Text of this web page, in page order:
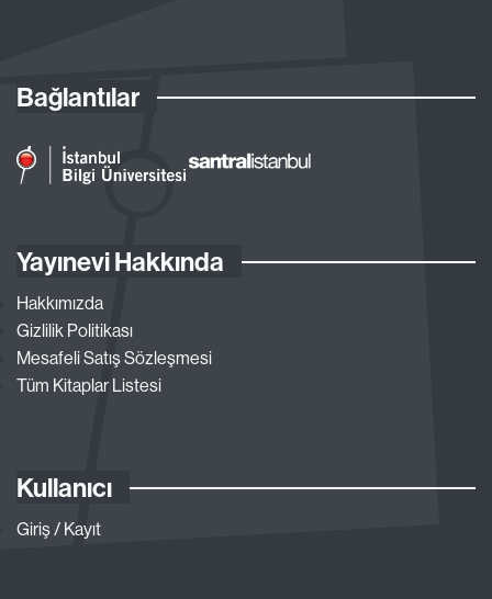
Bağlantılar
Yayınevi Hakkında
Hakkımızda
Gizlilik Politikası
Mesafeli Satış Sözleşmesi
Tüm Kitaplar Listesi
Kullanıcı
Giriş / Kayıt